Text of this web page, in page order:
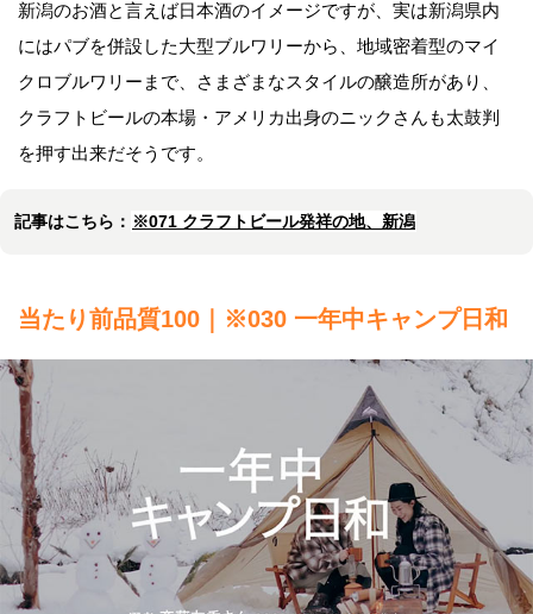
新潟のお酒と言えば日本酒のイメージですが、実は新潟県内
にはパブを併設した大型ブルワリーから、地域密着型のマイ
クロブルワリーまで、さまざまなスタイルの醸造所があり、
クラフトビールの本場・アメリカ出身のニックさんも太鼓判
を押す出来だそうです。
記事はこちら： ※071 クラフトビール発祥の地、新潟
当たり前品質100｜※030 一年中キャンプ日和